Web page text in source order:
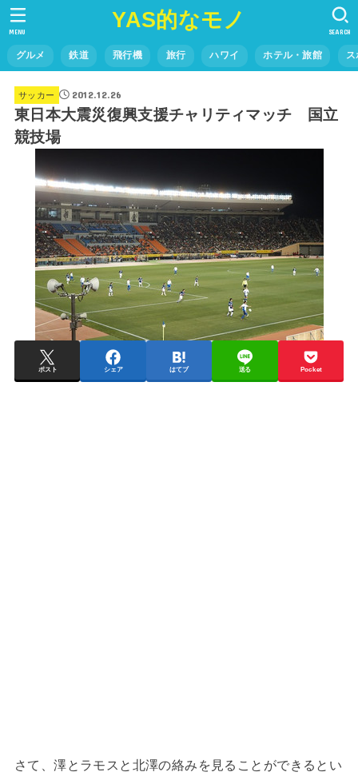
YAS的なモノ
グルメ 鉄道 飛行機 旅行 ハワイ ホテル・旅館
SEARCH
MENU
サッカー 2012.12.26
東日本大震災復興支援チャリティマッチ 国立
競技場
ポスト シェア はてブ 送る Pocket
さて、澤とラモスと北澤の絡みを見ることができるとい